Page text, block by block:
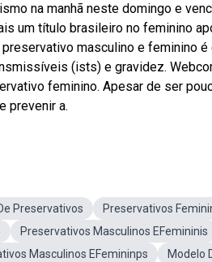
na manhã neste domingo e
um título brasileiro no feminino
masculino e feminino
(ists) e gravidez.
feminino. Apesar de ser
prevenir a.
Preservativos Preservativos
Preservativos Masculinos EFemininis
Masculinos EFemininps Modelo